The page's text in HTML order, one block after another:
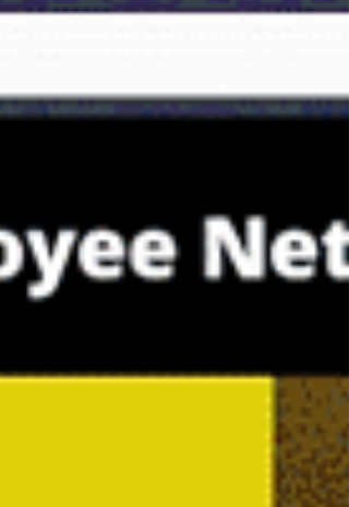
les abonnés à Microsoft 365. Il permet...